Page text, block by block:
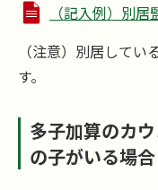
（記入例）別
（注意）別居して
す。
多子加算のカ
の子がいる場合